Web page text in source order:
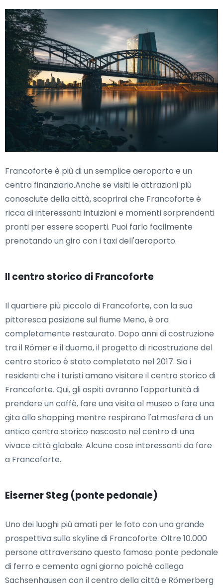
Francoforte è più di un semplice aeroporto e un
centro finanziario.Anche se visiti le attrazioni più
conosciute della città, scoprirai che Francoforte è
ricca di interessanti intuizioni e momenti sorprendenti
pronti per essere scoperti. Puoi farlo facilmente
prenotando un giro con i taxi dell'aeroporto.
Il centro storico di Francoforte
Il quartiere più piccolo di Francoforte, con la sua
pittoresca posizione sul fiume Meno, è ora
completamente restaurato. Dopo anni di costruzione
tra il Römer e il duomo, il progetto di ricostruzione del
centro storico è stato completato nel 2017. Sia i
residenti che i turisti amano visitare il centro storico di
Francoforte. Qui, gli ospiti avranno l'opportunità di
prendere un caffè, fare una visita al museo o fare una
gita allo shopping mentre respirano l'atmosfera di un
antico centro storico nascosto nel centro di una
vivace città globale. Alcune cose interessanti da fare
a Francoforte.
Eiserner Steg (ponte pedonale)
Uno dei luoghi più amati per le foto con una grande
prospettiva sullo skyline di Francoforte. Oltre 10.000
persone attraversano questo famoso ponte pedonale
di ferro e cemento ogni giorno poiché collega
Sachsenhausen con il centro della città e Römerberg